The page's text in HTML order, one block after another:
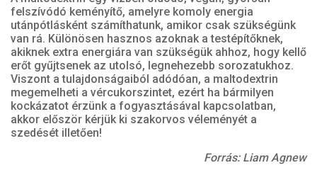
felszívódó keményítő, amelyre komoly energia
utánpótlásként számíthatunk, amikor csak szükségünk
van rá. Különösen hasznos azoknak a testépítőknek,
akiknek extra energiára van szükségük ahhoz, hogy kellő
erőt gyűjtsenek az utolsó, legnehezebb sorozatukhoz.
Viszont a tulajdonságaiból adódóan, a maltodextrin
megemelheti a vércukorszintet, ezért ha bármilyen
kockázatot érzünk a fogyasztásával kapcsolatban,
akkor először kérjük ki szakorvos véleményét a
szedését illetően!
Forrás: Liam Agnew